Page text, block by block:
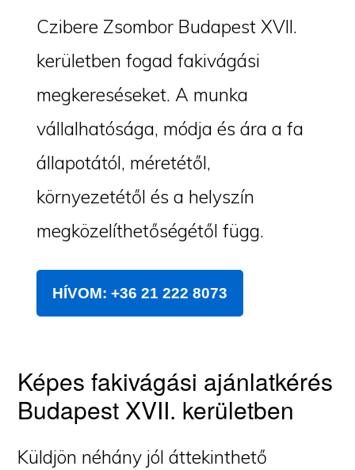
Czibere Zsombor Budapest XVII.
kerületben fogad fakivágási
megkereséseket. A munka
vállalhatósága, módja és ára a fa
állapotától, méretétől,
környezetétől és a helyszín
megközelíthetőségétől függ.
HÍVOM: +36 21 222 8073
Képes fakivágási ajánlatkérés
Budapest XVII. kerületben
Küldjön néhány jól áttekinthető